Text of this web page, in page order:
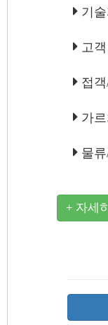
기
고
접
가
물
+ 자세